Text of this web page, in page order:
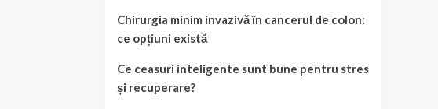
Chirurgia minim invazivă în cancerul de colon:
ce opțiuni există
Ce ceasuri inteligente sunt bune pentru stres
și recuperare?